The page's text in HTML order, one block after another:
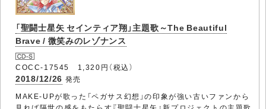
「聖闘士星矢 セインティア翔」主題歌～The Beautiful
Brave / 微笑みのレゾナンス
COCC-17545 1,320円（税込）
2018/12/26 発売
MAKE-UPが歌った「ペガサス幻想」の印象が強い古いファンから